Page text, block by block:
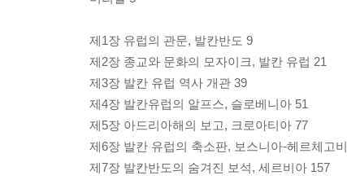
제1장 유럽의 관문, 발칸반도 9
제2장 종교와 문화의 모자이크, 발칸 유럽 21
제3장 발칸 유럽 역사 개관 39
제4장 발칸유럽의 알프스, 슬로베니아 51
제5장 아드리아해의 보고, 크로아티아 77
제6장 발칸 유럽의 축소판, 보스니아-헤르체고
제7장 발칸반도의 숨겨진 보석, 세르비아 157